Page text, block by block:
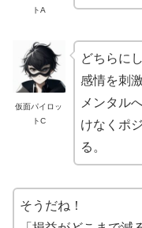
トA
仮面パイロッ
トC
どちらに
感情を刺
メンタル
けなくポ
る。
そうだね！